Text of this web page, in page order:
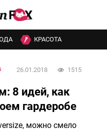
КРАСОТА
26.01.2018 1515
8 идей, как
гардеробе
можно смело